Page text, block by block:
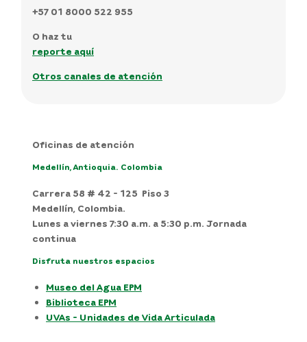
+57 01 8000 522 955
O haz tu
reporte aquí
Otros canales de atención
Oficinas de atención
Medellín, Antioquia. Colombia
Carrera 58 # 42 - 125 Piso 3
Medellín, Colombia.
Lunes a viernes 7:30 a.m. a 5:30 p.m. Jornada
continua
Disfruta nuestros espacios
Museo del Agua EPM
Biblioteca EPM
UVAs - Unidades de Vida Articulada